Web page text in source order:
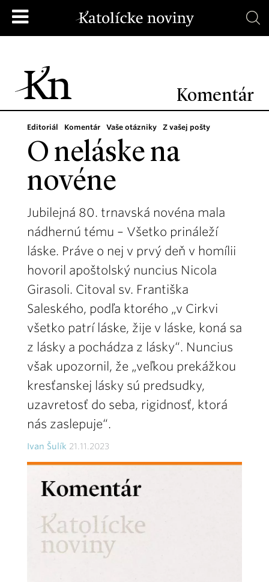
Komentár
Editoriál Komentár Vaše otázniky Z vašej pošty
O neláske na
novéne
Jubilejná 80. trnavská novéna mala
nádhernú tému – Všetko prináleží
láske. Práve o nej v prvý deň v homílii
hovoril apoštolský nuncius Nicola
Girasoli. Citoval sv. Františka
Saleského, podľa ktorého „v Cirkvi
všetko patrí láske, žije v láske, koná sa
z lásky a pochádza z lásky“. Nuncius
však upozornil, že „veľkou prekážkou
kresťanskej lásky sú predsudky,
uzavretosť do seba, rigidnosť, ktorá
nás zaslepuje“.
Ivan Šulík 21.11.2023